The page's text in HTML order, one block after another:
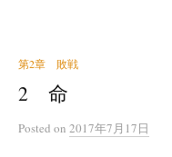
第2章 敗戦
2 命
Posted on 2017年7月17日